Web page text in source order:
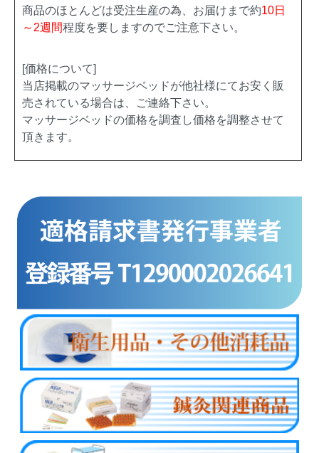
商品のほとんどは受注生産の為、お届けまで約10日
～2週間程度を要しますのでご注意下さい。
[価格について]
当店掲載のマッサージベッドが他社様にてお安く販
売されている場合は、ご連絡下さい。
マッサージベッドの価格を調査し価格を調整させて
頂きます。